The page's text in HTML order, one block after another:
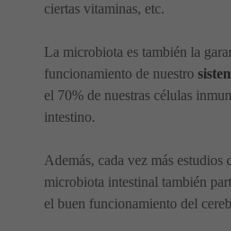
ciertas vitaminas, etc.
La microbiota es también la
funcionamiento de nuestro
el 70% de nuestras células
intestino.
Además, cada vez más estudios
microbiota intestinal también
el buen funcionamiento del